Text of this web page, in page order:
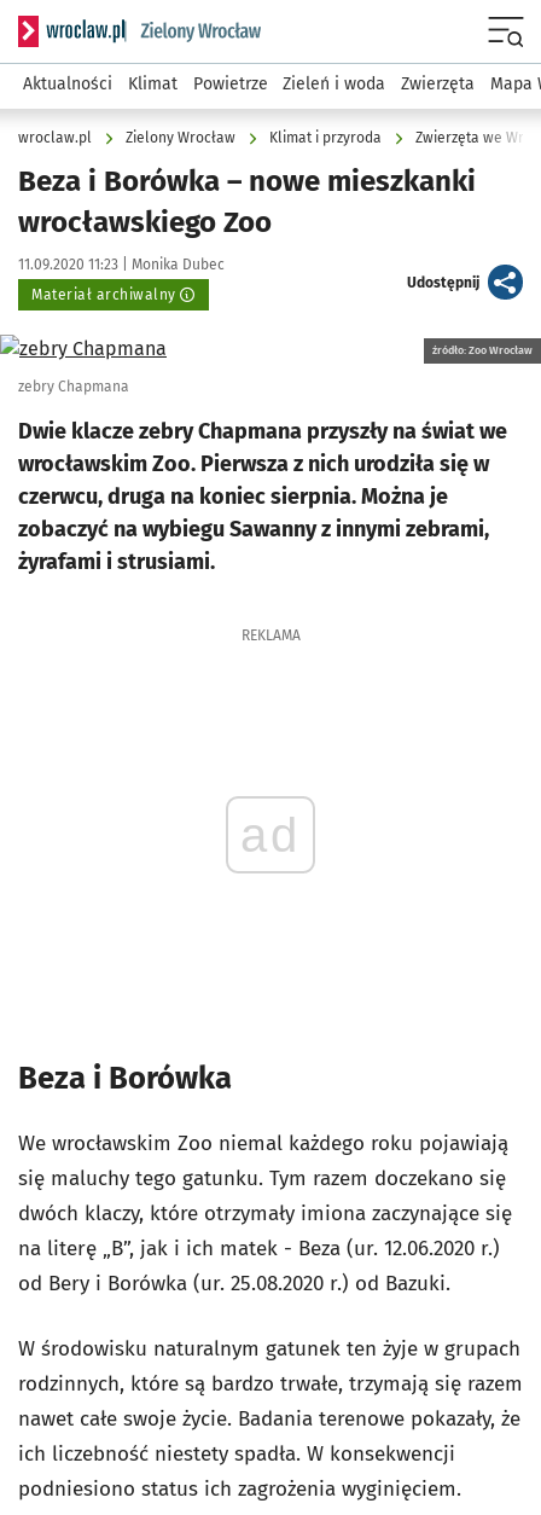
Serwis informacyjny wroclaw.pl podserwis: Środowisko we
Aktualności Klimat Powietrze Zieleń i woda Zwierzęta Mapa
wroclaw.pl Zielony Wrocław Klimat i przyroda Zwierzęta we
Beza i Borówka – nowe mieszkanki
wrocławskiego Zoo
Data publikacji:
11.09.2020 11:23 | Autor:
Monika Dubec
Materiał archiwalny
Udostępnijartykuł
Kliknij, aby powiększyć źródło: Zoo Wrocław
zebry Chapmana
Dwie klacze zebry Chapmana przyszły na świat we
wrocławskim Zoo. Pierwsza z nich urodziła się w
czerwcu, druga na koniec sierpnia. Można je
zobaczyć na wybiegu Sawanny z innymi zebrami,
żyrafami i strusiami.
REKLAMA
ad
Beza i Borówka
We wrocławskim Zoo niemal każdego roku pojawiają
się maluchy tego gatunku. Tym razem doczekano się
dwóch klaczy, które otrzymały imiona zaczynające się
na literę „B”, jak i ich matek - Beza (ur. 12.06.2020 r.)
od Bery i Borówka (ur. 25.08.2020 r.) od Bazuki.
W środowisku naturalnym gatunek ten żyje w grupach
rodzinnych, które są bardzo trwałe, trzymają się razem
nawet całe swoje życie. Badania terenowe pokazały, że
ich liczebność niestety spadła. W konsekwencji
podniesiono status ich zagrożenia wyginięciem.